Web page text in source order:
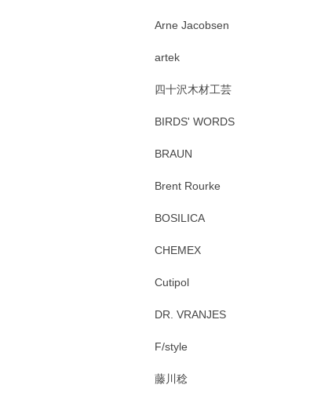
Arne Jacobsen
artek
四十沢木材工芸
BIRDS' WORDS
BRAUN
Brent Rourke
BOSILICA
CHEMEX
Cutipol
DR. VRANJES
F/style
藤川稔